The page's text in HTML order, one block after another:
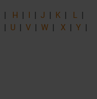
| H | I | J | K| L |
| U | V| W| X | Y |